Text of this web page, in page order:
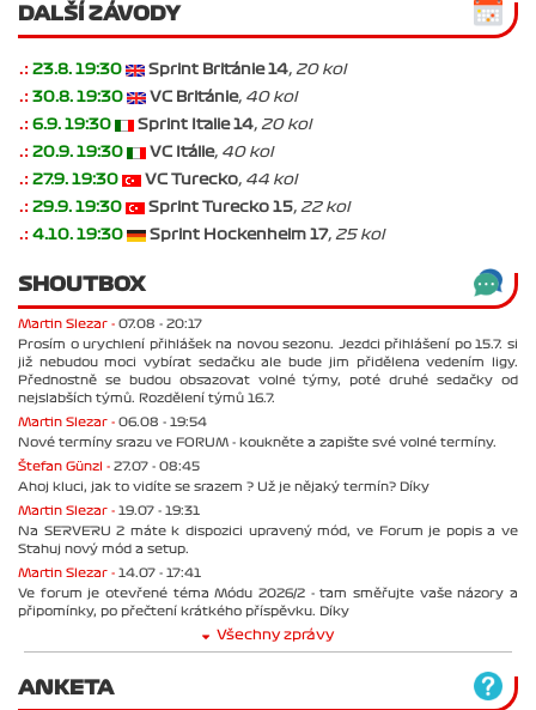
DALŠÍ ZÁVODY
.: 23.8. 19:30 Sprint Británie 14, 20 kol
.: 30.8. 19:30 VC Británie, 40 kol
.: 6.9. 19:30 Sprint Italie 14, 20 kol
.: 20.9. 19:30 VC Itálie, 40 kol
.: 27.9. 19:30 VC Turecko, 44 kol
.: 29.9. 19:30 Sprint Turecko 15, 22 kol
.: 4.10. 19:30 Sprint Hockenheim 17, 25 kol
SHOUTBOX
Martin Slezar - 07.08 - 20:17
Prosím o urychlení přihlášek na novou sezonu. Jezdci přihlášení po 15.7. si
již nebudou moci vybírat sedačku ale bude jim přidělena vedením ligy.
Přednostně se budou obsazovat volné týmy, poté druhé sedačky od
nejslabších týmů. Rozdělení týmů 16.7.
Martin Slezar - 06.08 - 19:54
Nové termíny srazu ve FORUM - koukněte a zapište své volné termíny.
Štefan Günzl - 27.07 - 08:45
Ahoj kluci, jak to vidíte se srazem ? Už je nějaký termín? Díky
Martin Slezar - 19.07 - 19:31
Na SERVERU 2 máte k dispozici upravený mód, ve Forum je popis a ve
Stahuj nový mód a setup.
Martin Slezar - 14.07 - 17:41
Ve forum je otevřené téma Módu 2026/2 - tam směřujte vaše názory a
připomínky, po přečtení krátkého příspěvku. Díky
Všechny zprávy
ANKETA